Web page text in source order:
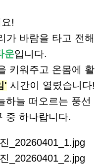
!
가 바람을 타고 전해
운입니다.
키워주고 온몸에 활
' 시간이 열렸습니다!
하늘 떠오르는 풍선
중 하나랍니다.